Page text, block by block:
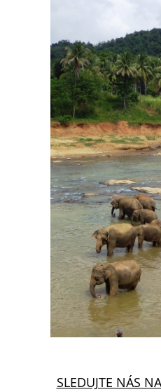
SLEDUJTE NÁS